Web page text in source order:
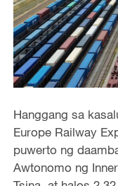
Hanggang sa
Europe Railway
puwerto ng
Awtonomo ng